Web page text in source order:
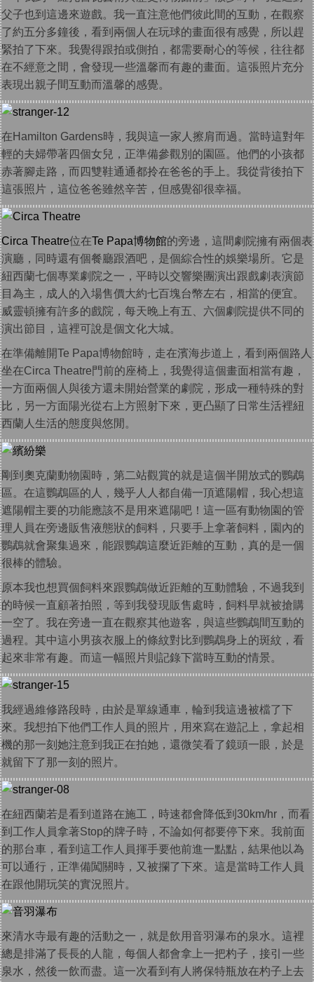
父子也到這邊來遊戲。我一直注意他們彼此間的互動，在觀察
了約五分多鐘後，看到兩個人在玩球的畫面很有感覺，所以趕
緊拍了下來。我覺得跟拍或側拍，都需要耐心的等候，往往都
在不經意之間，會發現一些溫馨而有趣的畫面。這張照片充分
表現出親子間互動而溫馨的感覺。
在Hamilton Gardens時，我與這一家人擦肩而過。當時這對年
輕的夫婦帶著四個女兒，正準備參觀別的園區。他們的小孩都
赤著腳走路，而四雙鞋通通都拎在爸爸的手上。我從背後拍下
這張照片，這位爸爸雖然辛苦，但感覺卻很幸福。
Circa Theatre位在Te Papa博物館的旁邊，這間劇院擁有兩個表
演廳，同時還有個餐廳跟酒吧，是個綜合性的娛樂場所。它是
紐西蘭七個專業劇院之一，平時以交響樂團演出跟戲劇表演節
目為主，成人的入場售價大約七百塊台幣左右，相當的便宜。
威靈頓擁有許多的戲院，每天晚上有五、六個劇院提供不同的
演出節目，這裡可說是個文化大城。
在準備離開Te Papa博物館時，走在濱海步道上，看到兩個路人
坐在Circa Theatre門前的座椅上，我覺得這個畫面相當有趣，
一方面兩個人與後方還未開始營業的劇院，形成一種特殊的對
比，另一方面陽光從右上方照射下來，更凸顯了日常生活裡紐
西蘭人生活的態度與悠閒。
剛到奧克蘭動物園時，第二站觀賞的就是這個半開放式的鸚鵡
區。在這鸚鵡區的人，幾乎人人都自備一頂遮陽帽，我心想這
遮陽帽主要的功能應該不是用來遮陽吧！這一區有動物園的管
理人員在旁邊販售液態狀的飼料，只要手上拿著飼料，園內的
鸚鵡就會聚集過來，能跟鸚鵡這麼近距離的互動，真的是一個
很棒的體驗。
原本我也想買個飼料來跟鸚鵡做近距離的互動體驗，不過我到
的時候一直顧著拍照，等到我發現販售處時，飼料早就被搶購
一空了。我在旁邊一直在觀察其他遊客，與這些鸚鵡間互動的
過程。其中這小男孩衣服上的條紋對比到鸚鵡身上的斑紋，看
起來非常有趣。而這一幅照片則記錄下當時互動的情景。
我經過維修路段時，由於是單線通車，輪到我這邊被檔了下
來。我想拍下他們工作人員的照片，用來寫在遊記上，拿起相
機的那一刻她注意到我正在拍她，還微笑看了鏡頭一眼，於是
就留下了那一刻的照片。
在紐西蘭若是看到道路在施工，時速都會降低到30km/hr，而看
到工作人員拿著Stop的牌子時，不論如何都要停下來。我前面
的那台車，看到這工作人員揮手要他前進一點點，結果他以為
可以通行，正準備闖關時，又被攔了下來。這是當時工作人員
在跟他開玩笑的實況照片。
來清水寺最有趣的活動之一，就是飲用音羽瀑布的泉水。這裡
總是排滿了長長的人龍，每個人都會拿上一把杓子，接引一些
泉水，然後一飲而盡。這一次看到有人將保特瓶放在杓子上去